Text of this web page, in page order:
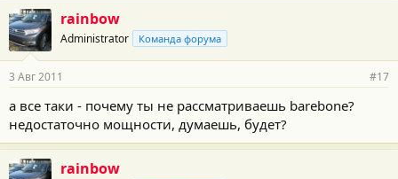
rainbow
Administrator Команда форума
3 Авг 2011 #17
а все таки - почему ты не рассматриваешь barebone?
недостаточно мощности, думаешь, будет?
rainbow